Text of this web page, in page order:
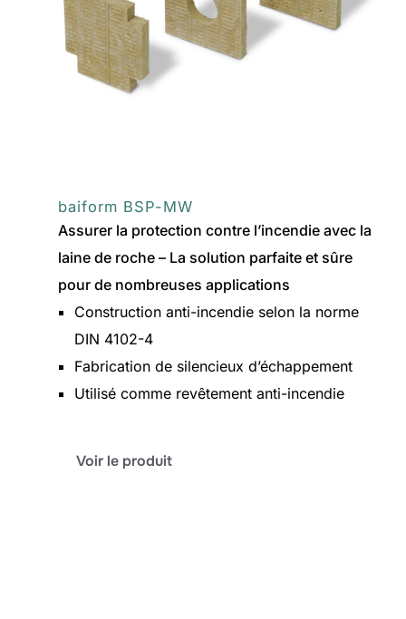
baiform BSP-MW
Assurer la protection contre l’incendie avec la
laine de roche – La solution parfaite et sûre
pour de nombreuses applications
Construction anti-incendie selon la norme
DIN 4102-4
Fabrication de silencieux d’échappement
Utilisé comme revêtement anti-incendie
Voir le produit: